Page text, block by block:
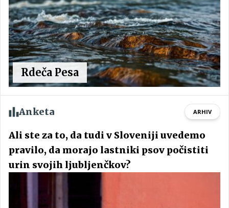
Rdeča Pesa
Anketa ARHIV
Ali ste za to, da tudi v Sloveniji uvedemo
pravilo, da morajo lastniki psov počistiti
urin svojih ljubljenčkov?